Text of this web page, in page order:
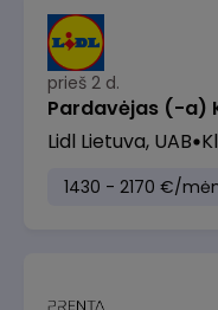
prieš 2 d.
Pardavėjas (-a)
Lidl Lietuva, UAB
1430 - 2170 €/